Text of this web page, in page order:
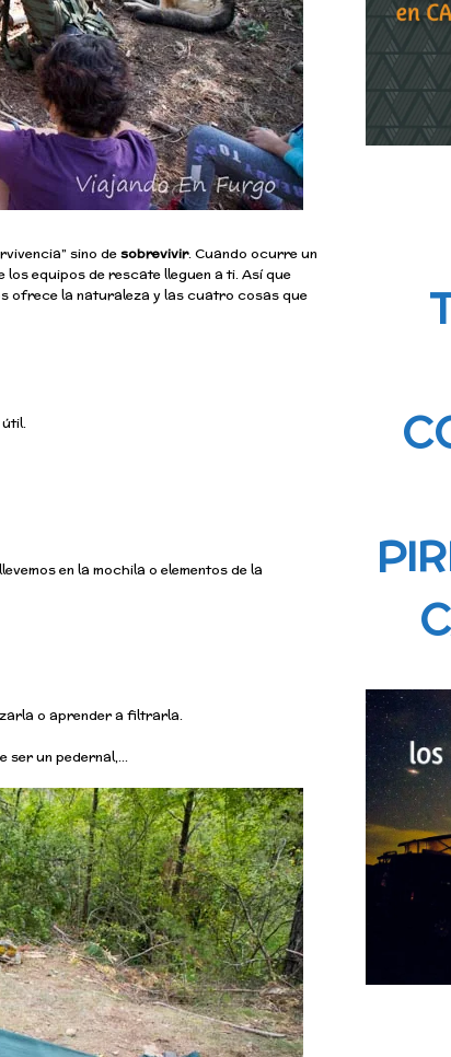
sino desobrevivir. Cuando ocurre un
equipos de rescate lleguen a ti. Así que
ofrece la naturaleza y las cuatro cosas que
útil.
en la mochila o elementos de la
o aprender a filtrarla.
ser un pedernal,…